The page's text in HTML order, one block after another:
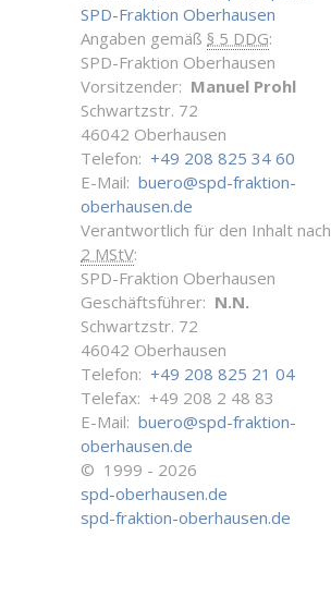
SPD-Fraktion Oberhausen
Angaben gemäß § 5 DDG:
SPD-Fraktion Oberhausen
Vorsitzender: Manuel Prohl
Schwartzstr. 72
46042 Oberhausen
Telefon: +49 208 825 34 60
E-Mail: buero@spd-fraktion-
oberhausen.de
Verantwortlich für den Inhalt nach
2 MStV:
SPD-Fraktion Oberhausen
Geschäftsführer: N.N.
Schwartzstr. 72
46042 Oberhausen
Telefon: +49 208 825 21 04
Telefax: +49 208 2 48 83
E-Mail: buero@spd-fraktion-
oberhausen.de
© 1999 - 2026
spd-oberhausen.de
spd-fraktion-oberhausen.de